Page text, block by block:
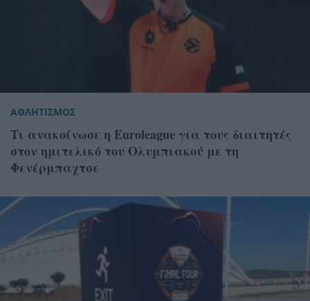
ΑΘΛΗΤΙΣΜΟΣ
Τι ανακοίνωσε η Euroleague για τους διαιτητές
στον ημιτελικό του Ολυμπιακού με τη
Φενέρμπαχτσε